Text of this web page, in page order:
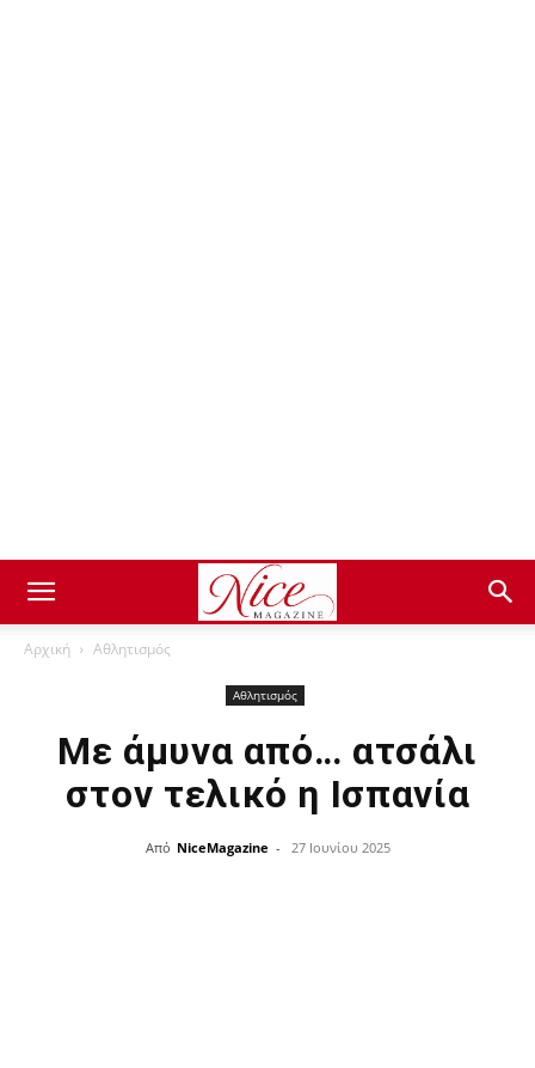
Αρχική Αθλητισμός
Αθλητισμός
Με άμυνα από… ατσάλι
στον τελικό η Ισπανία
Από NiceMagazine - 27 Ιουνίου 2025